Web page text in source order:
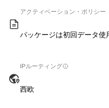
アクティベーション・ポリシー
パッケージは初回データ使
IPルーティング
西欧